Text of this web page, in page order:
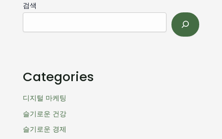
검색
Categories
디지털 마케팅
슬기로운 건강
슬기로운 경제